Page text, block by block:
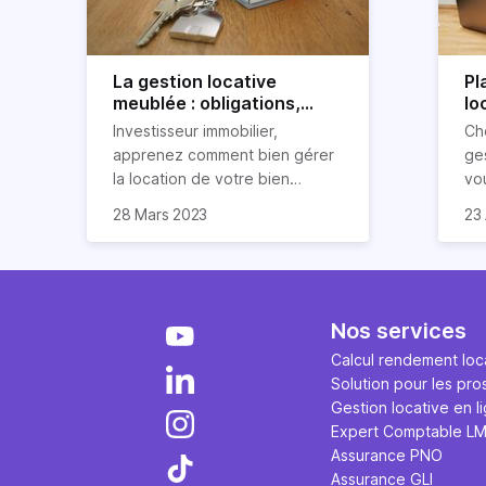
La gestion locative
meublée : obligations,
avantages et
inconvénients
Investisseur immobilier,
apprenez comment bien gérer
la location de votre bien
quelles sont vos obligations en
avantages et inconvénients
28 Mars 2023 23
Nos services
Calcul rendement
Solution pour les
Gestion locative en
Expert Comptable
Assurance PNO
Assurance GLI